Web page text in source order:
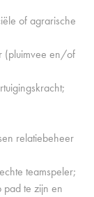
of agrarische
(pluimvee en/of
relatiebeheer
teamspeler;
te zijn en